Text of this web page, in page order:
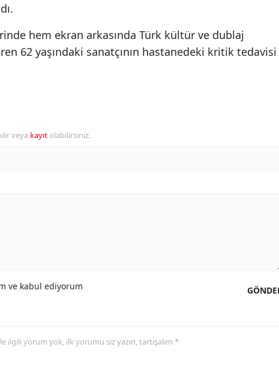
hem ekran arkasında Türk kültür ve dublaj
62 yaşındaki sanatçının hastanedeki kritik tedavisi
veya kayıt olabilirsiniz.
ve kabul ediyorum
ilgili yorum yok, ilk yorumu siz yazın, tartışalım *